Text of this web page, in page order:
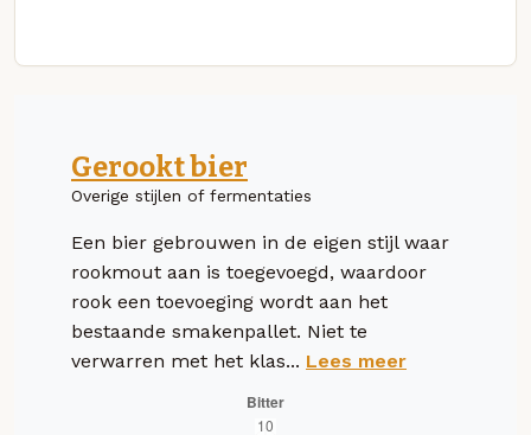
Gerookt bier
Overige stijlen of fermentaties
Een bier gebrouwen in de eigen stijl waar
rookmout aan is toegevoegd, waardoor
rook een toevoeging wordt aan het
bestaande smakenpallet. Niet te
verwarren met het klas... Lees meer